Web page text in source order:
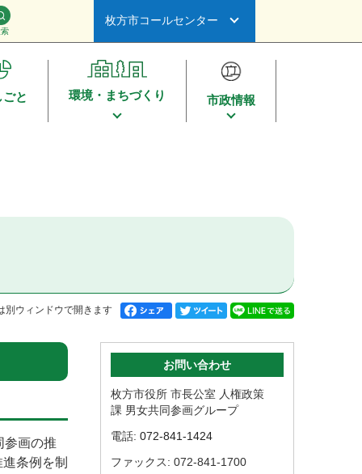
枚方市コールセンター
と 環境・まちづくり 市政情報
別ウィンドウで開きます
参画の推
条例を制
お問い合わせ
枚方市役所 市長公室 人権政策
課 男女共同参画グループ
電話: 072-841-1424
ファックス: 072-841-1700